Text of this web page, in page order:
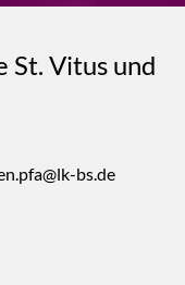
St. Vitus und
bs.de